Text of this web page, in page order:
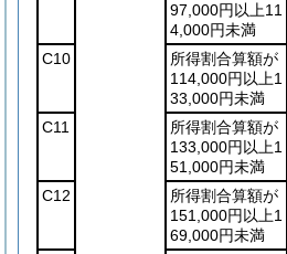
97,000円以上11
4,000円未満
C10
所得割合算額が
114,000円以上1
33,000円未満
C11
所得割合算額が
133,000円以上1
51,000円未満
C12
所得割合算額が
151,000円以上1
69,000円未満